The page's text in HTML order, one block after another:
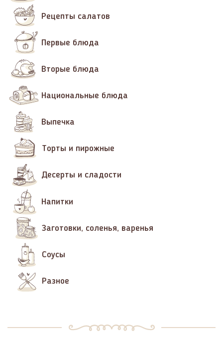
Рецепты салатов
Первые блюда
Вторые блюда
Национальные блюда
Выпечка
Торты и пирожные
Десерты и сладости
Напитки
Заготовки, соленья, варенья
Соусы
Разное